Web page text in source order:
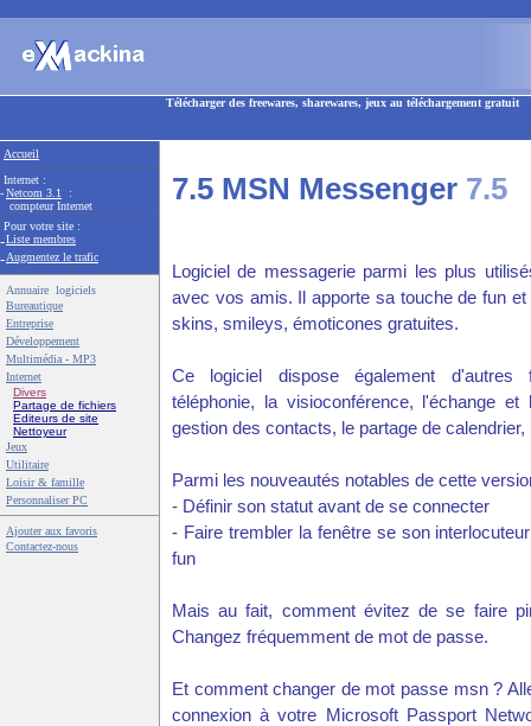
Télécharger des freewares, sharewares, jeux au téléchargement gratuit
Accueil
Internet :
-Netcom 3.1
:
compteur Internet
Pour votre site :
-Liste membres
-Augmentez le trafic
Annuaire logiciels
Bureautique
Entreprise
Développement
Multimédia - MP3
Internet
Divers
Partage de fichiers
Editeurs de site
Nettoyeur
Jeux
Utilitaire
Loisir & famille
Personnaliser PC
Ajouter aux favoris
Contactez-nous
7.5 MSN Messenger 7.5
Logiciel de messagerie parmi les plus
avec vos amis. Il apporte sa touche de fun
skins, smileys, émoticones gratuites.
Ce logiciel dispose également d'autres
téléphonie, la visioconférence, l'échange
gestion des contacts, le partage de
Parmi les nouveautés notables de cette
- Définir son statut avant de se connecter
- Faire trembler la fenêtre se son
fun
Mais au fait, comment évitez de se faire
Changez fréquemment de mot de passe.
Et comment changer de mot passe msn ?
connexion à votre Microsoft Passport